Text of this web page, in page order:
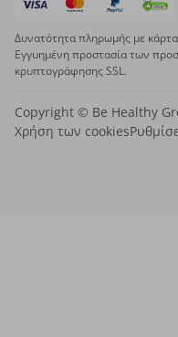
Δυνατότητα πληρωμής με
Εγγυημένη προστασία των
κρυπτογράφησης SSL.
Copyright © Be Healthy
Χρήση των cookies